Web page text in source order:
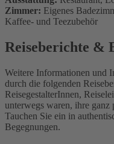
Zimmer: Eigenes
Kaffee- und Teezubehör
Reiseberichte &
Weitere Informationen und
durch die folgenden
ReisegestalterInnen,
unterwegs waren, ihre
Tauchen Sie ein in
Begegnungen.